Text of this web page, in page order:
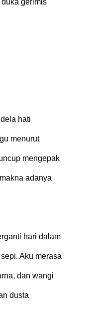
gerimis
hati
menurut
mengepak
adanya
hari dalam
Aku merasa
dan wangi
dusta